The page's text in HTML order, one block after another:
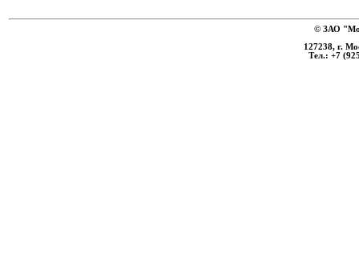
© ЗАО
127238, г.
Тел.: +7